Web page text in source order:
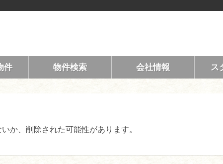
件 物件検索 会社情報 ス
か、削除された可能性があります。